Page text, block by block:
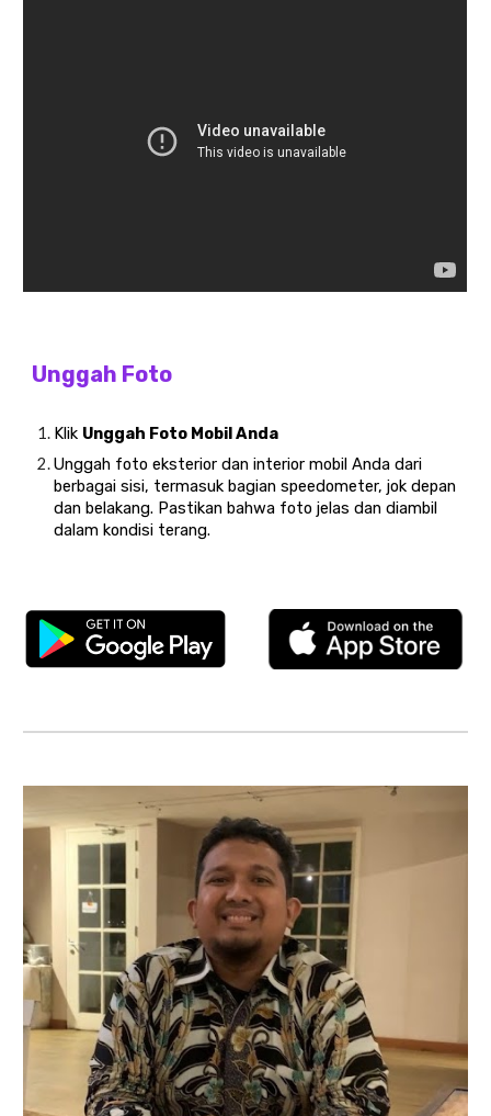
Unggah Foto
Klik Unggah Foto Mobil Anda
Unggah foto eksterior dan interior mobil Anda dari
berbagai sisi, termasuk bagian speedometer, jok depan
dan belakang. Pastikan bahwa foto jelas dan diambil
dalam kondisi terang.